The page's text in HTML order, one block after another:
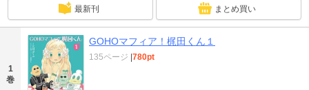
最新刊 まとめ買い
1
巻
GOHOマフィア！梶田くん１
135ページ 780pt